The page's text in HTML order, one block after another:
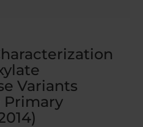
Variants